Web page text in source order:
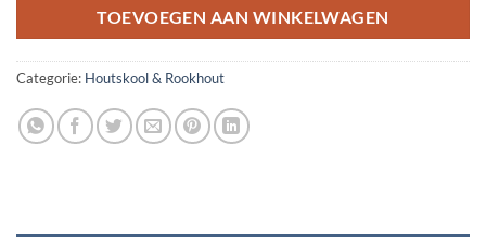
TOEVOEGEN AAN WINKELWAGEN
Categorie: Houtskool & Rookhout